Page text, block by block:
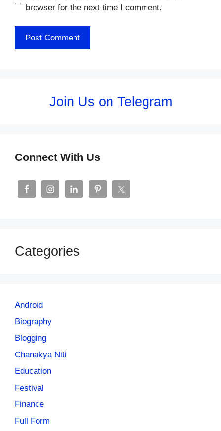
browser for the next time I comment.
Join Us on Telegram
Connect With Us
Categories
Android
Biography
Blogging
Chanakya Niti
Education
Festival
Finance
Full Form